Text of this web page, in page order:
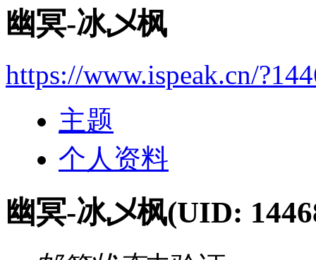
幽冥-冰乄枫
https://www.ispeak.cn/
主题
个人资料
幽冥-冰乄枫(UID: